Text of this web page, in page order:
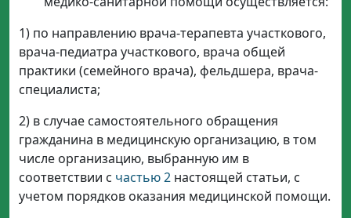
1) по направлению врача-терапевта участкового,
врача-педиатра участкового, врача общей
практики (семейного врача), фельдшера, врача-
специалиста;
2) в случае самостоятельного обращения
гражданина в медицинскую организацию, в том
числе организацию, выбранную им в
соответствии с частью 2 настоящей статьи, с
учетом порядков оказания медицинской помощи.